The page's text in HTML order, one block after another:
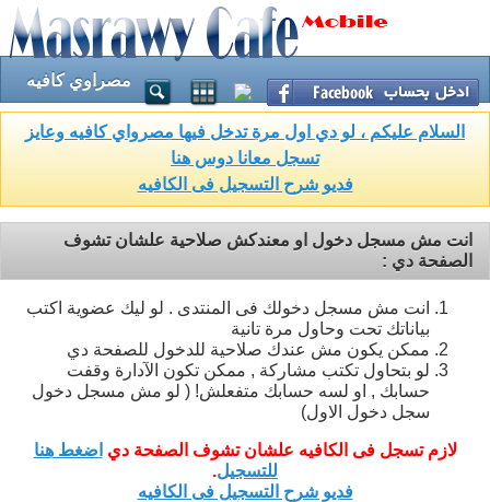
مصراوي كافيه
السلام عليكم ، لو دي اول مرة تدخل فيها مصرواي كافيه وعايز
تسجل معانا دوس هنا
فديو شرح التسجيل فى الكافيه
انت مش مسجل دخول او معندكش صلاحية علشان تشوف
الصفحة دي :
انت مش مسجل دخولك فى المنتدى . لو ليك عضوية اكتب
بياناتك تحت وحاول مرة تانية
ممكن يكون مش عندك صلاحية للدخول للصفحة دي
لو بتحاول تكتب مشاركة , ممكن تكون الآدارة وقفت
حسابك , او لسه حسابك متفعلش! ( لو مش مسجل دخول
سجل دخول الاول)
لازم تسجل فى الكافيه علشان تشوف الصفحة دي اضغط هنا
للتسجيل.
فديو شرح التسجيل فى الكافيه